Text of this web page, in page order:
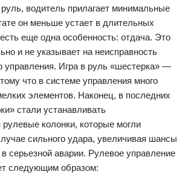
водитель прилагает минимальные
он меньше устает в длительных
еще одна особенность: отдача. Это
и не указывает на неисправность
управления. Игра в руль «шестерка» —
что в системе управления много
элементов. Наконец, в последних
стали устанавливать
колонки, которые могли
сильного удара, увеличивая шансы
серьезной аварии. Рулевое управление
следующим образом: